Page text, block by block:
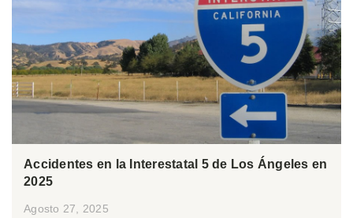
Accidentes en la Interestatal 5 de Los Ángeles en
2025
Agosto 27, 2025